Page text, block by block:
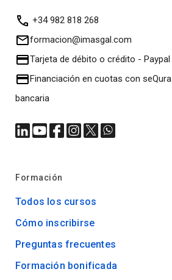
+34 982 818 268
formacion@imasgal.com
Tarjeta de débito o crédito - Paypal
Financiación en cuotas con seQura
bancaria
Formación
Todos los cursos
Cómo inscribirse
Preguntas frecuentes
Formación bonificada